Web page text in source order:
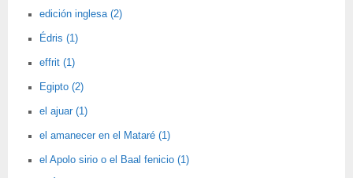
edición inglesa (2)
Édris (1)
effrit (1)
Egipto (2)
el ajuar (1)
el amanecer en el Mataré (1)
el Apolo sirio o el Baal fenicio (1)